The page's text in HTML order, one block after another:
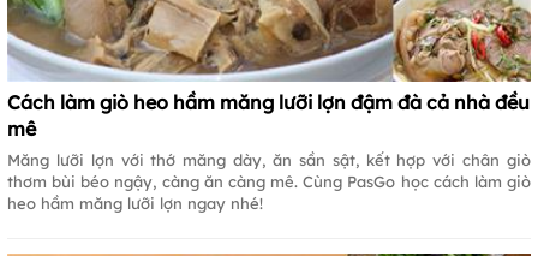
Cách làm giò heo hầm măng lưỡi lợn đậm đà cả nhà đều
mê
Măng lưỡi lợn với thớ măng dày, ăn sần sật, kết hợp với chân giò
thơm bùi béo ngậy, càng ăn càng mê. Cùng PasGo học cách làm giò
heo hầm măng lưỡi lợn ngay nhé!